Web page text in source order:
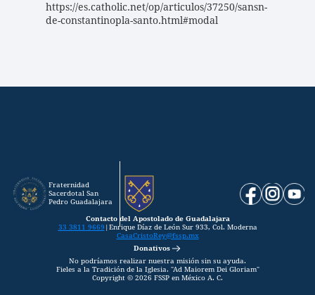
https://es.catholic.net/op/articulos/37250/sansn-
de-constantinopla-santo.html#modal
Fraternidad
Sacerdotal San
Pedro Guadalajara
Contacto del Apostolado de Guadalajara
33 3811 9669 | Enrique Díaz de León Sur 933, Col. Moderna
CasaCristoRey@fssp.mx
Donativos
No podríamos realizar nuestra misión sin su ayuda.
Fieles a la Tradición de la Iglesia. "Ad Maiorem Dei Gloriam"
Copyright © 2026 FSSP en México A. C.